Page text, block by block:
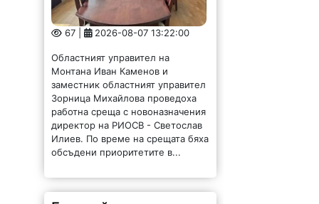
Монтана Иван Каменов и
заместник областният управител
Зорница Михайлова проведоха
директор на РИОСВ - Светослав
Илиев. По време на срещата бяха
обсъдени приоритетите в...
Енергийният
министър: България
има рекорден износ
на ток